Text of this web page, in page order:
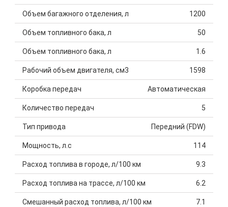
Объем багажного отделения, л 1200
Объем топливного бака, л 50
Объем топливного бака, л 1.6
Рабочий объем двигателя, см3 1598
Коробка передач Автоматическая
Количество передач 5
Тип привода Передний (FDW)
Мощность, л.с 114
Расход топлива в городе, л/100 км 9.3
Расход топлива на трассе, л/100 км 6.2
Смешанный расход топлива, л/100 км 7.1